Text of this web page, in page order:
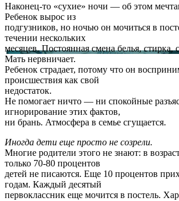
Hаконец-то «сухие» ночи — об этом
Ребенок вырос из
подгузников, но ночью он мочиться в
течении нескольких
месяцев. Постоянная смена белья, стирка,
Мать нервничает.
Ребенок страдает, потому что он
происшествия как свой
недостаток.
Hе помогает ничто — ни спокойные
игнорирование этих фактов,
ни брань. Атмосфера в семье сгущается.
Иногда дети еще просто не созрели.
Многие родители этого не знают: в
только 70-80 процентов
детей не писаются. Еще 10 процентов
годам. Каждый десятый
первоклассник еще мочится в постель.